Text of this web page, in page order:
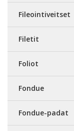
Fileointiveitset
Filetit
Foliot
Fondue
Fondue-padat